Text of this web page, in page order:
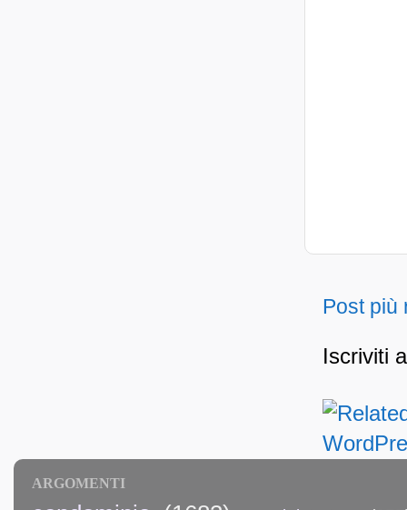
Post più
Iscriviti
ARGOMENTI